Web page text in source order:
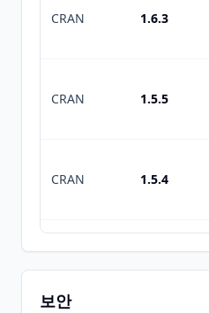
CRAN 1.6.3
CRAN 1.5.5
CRAN 1.5.4
보안